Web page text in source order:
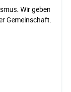
Wir geben
Gemeinschaft.